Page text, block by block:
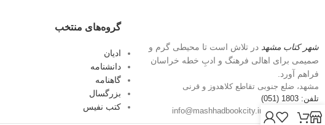
شهر کتاب مشهد در تلاش است تا محیطی گرم و
صمیمی برای اهالی فرهنگ و ادبِ خطه خراسان
فراهم آورد.
مشهد، ضلع جنوبی تقاطع کلاهدوز و قرنی
تلفن: 1803 (051)
پست الکترونیک: info@mashhadbookcity.ir
گروه‌های منتخب
ادیان
دانشنامه
گاهنامه
بزرگسال
کتب نفیس